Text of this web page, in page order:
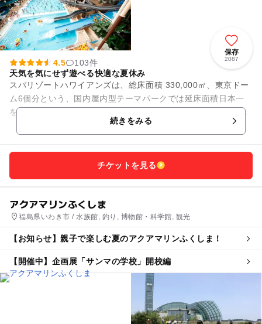
保存
2087
4.5
103件
天気を気にせず遊べる快適な夏休み
スパリゾートハワイアンズは、総床面積 330,000㎡、東京ドー
ム6個分という、国内屋内型テーマパークでは延床面積日本一
を誇る、温水プール・温泉・ホテルからなる大型レジャー施設
続きをみる
チケットを見る
アクアマリンふくしま
福島県いわき市 / 水族館, 釣り, 博物館・科学館, 観光
【お知らせ】親子で楽しむ夏のアクアマリンふくしま！
【開催中】企画展「サンマの学校」開校編